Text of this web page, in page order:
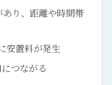
り、距離や時間帯
安置料が発生
つながる